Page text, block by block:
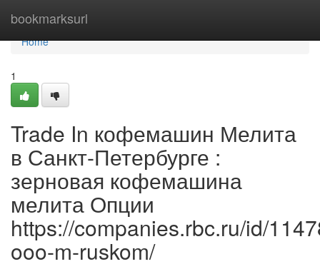
bookmarksurl
Home
Home
1
Trade In кофемашин Мелита
в Санкт-Петербурге :
зерновая кофемашина
мелита Опции
https://companies.rbc.ru/id/
ooo-m-ruskom/